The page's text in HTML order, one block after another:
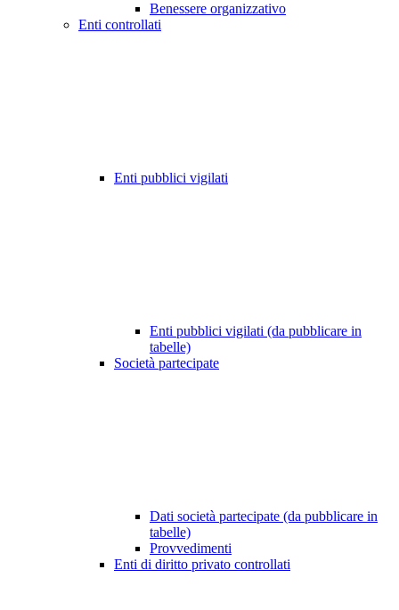
Benessere organizzativo
Enti controllati
Enti pubblici vigilati
Enti pubblici vigilati (da pubblicare in
tabelle)
Società partecipate
Dati società partecipate (da pubblicare in
tabelle)
Provvedimenti
Enti di diritto privato controllati